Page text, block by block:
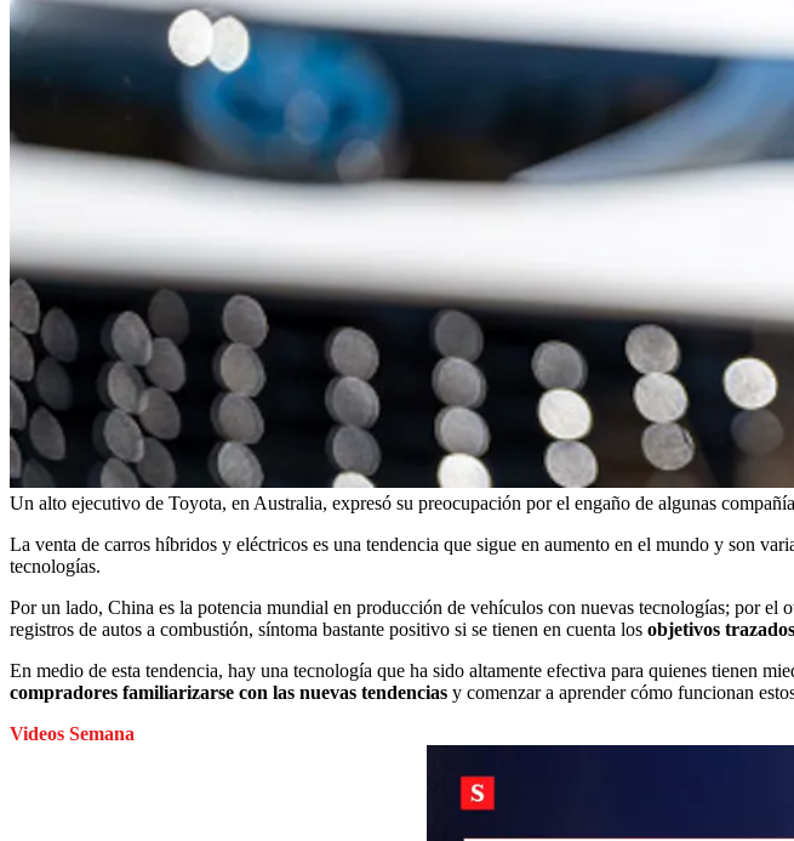
Un alto ejecutivo de Toyota, en Australia, expresó su preocupación por el engaño de algunas
La venta de carros híbridos y eléctricos es una tendencia que sigue en aumento en el mundo y son
tecnologías.
Por un lado, China es la potencia mundial en producción de vehículos con nuevas tecnologías; por el
registros de autos a combustión, síntoma bastante positivo si se tienen en cuenta los objetivos
En medio de esta tendencia, hay una tecnología que ha sido altamente efectiva para quienes tienen
compradores familiarizarse con las nuevas tendencias y comenzar a aprender cómo funcionan
Videos Semana